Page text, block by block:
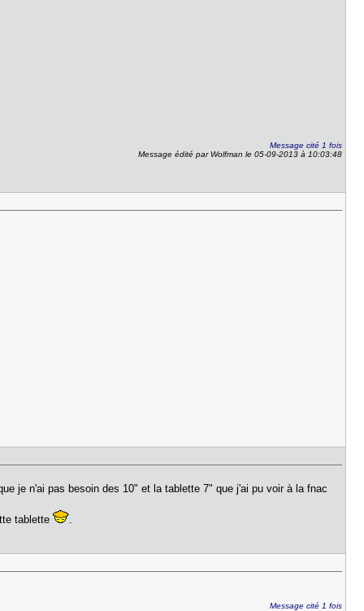
Message cité 1 fois
Message édité par Wolfman le 05-09-2013 à 10:03:48
je n'ai pas besoin des 10" et la tablette 7" que j'ai pu voir à la fnac
tablette
.
Message cité 1 fois